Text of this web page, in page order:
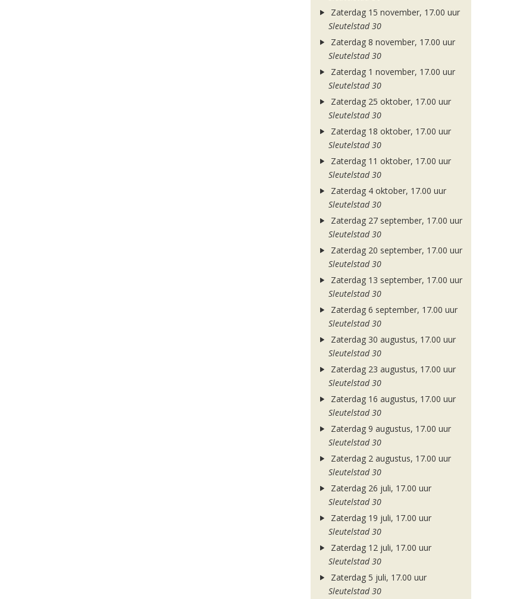
Zaterdag 15 november, 17.00 uur
Sleutelstad 30
Zaterdag 8 november, 17.00 uur
Sleutelstad 30
Zaterdag 1 november, 17.00 uur
Sleutelstad 30
Zaterdag 25 oktober, 17.00 uur
Sleutelstad 30
Zaterdag 18 oktober, 17.00 uur
Sleutelstad 30
Zaterdag 11 oktober, 17.00 uur
Sleutelstad 30
Zaterdag 4 oktober, 17.00 uur
Sleutelstad 30
Zaterdag 27 september, 17.00 uur
Sleutelstad 30
Zaterdag 20 september, 17.00 uur
Sleutelstad 30
Zaterdag 13 september, 17.00 uur
Sleutelstad 30
Zaterdag 6 september, 17.00 uur
Sleutelstad 30
Zaterdag 30 augustus, 17.00 uur
Sleutelstad 30
Zaterdag 23 augustus, 17.00 uur
Sleutelstad 30
Zaterdag 16 augustus, 17.00 uur
Sleutelstad 30
Zaterdag 9 augustus, 17.00 uur
Sleutelstad 30
Zaterdag 2 augustus, 17.00 uur
Sleutelstad 30
Zaterdag 26 juli, 17.00 uur
Sleutelstad 30
Zaterdag 19 juli, 17.00 uur
Sleutelstad 30
Zaterdag 12 juli, 17.00 uur
Sleutelstad 30
Zaterdag 5 juli, 17.00 uur
Sleutelstad 30